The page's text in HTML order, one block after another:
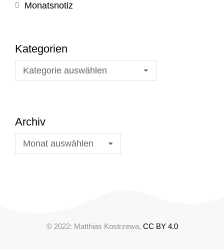
Monatsnotiz
Kategorien
Archiv
© 2022: Matthias Kostrzewa, CC BY 4.0